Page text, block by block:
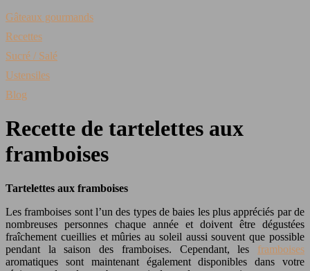
Gâteaux gourmands
Recettes
Sucré / Salé
Ustensiles
Blog
Recette de tartelettes aux
framboises
Tartelettes aux framboises
Les framboises sont l’un des types de baies les plus appréciés par de
nombreuses personnes chaque année et doivent être dégustées
fraîchement cueillies et mûries au soleil aussi souvent que possible
pendant la saison des framboises. Cependant, les framboises
aromatiques sont maintenant également disponibles dans votre